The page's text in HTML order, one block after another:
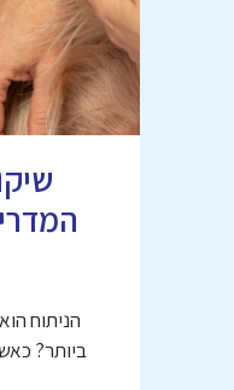
הניתוח
ביותר?